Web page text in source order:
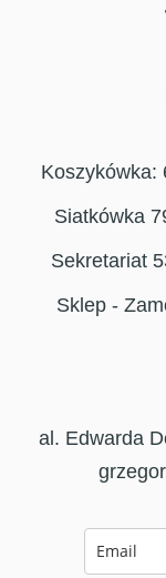
Koszykówka:
Siatkówka
Sekretariat
Sklep -
al. Edwarda